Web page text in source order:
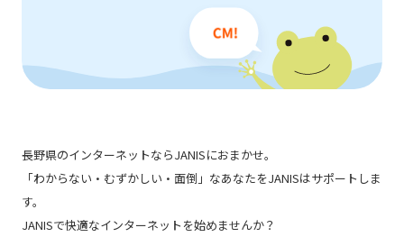
長野県のインターネットならJANISにおまかせ。
「わからない・むずかしい・面倒」なあなたをJANISはサポートしま
す。
JANISで快適なインターネットを始めませんか？